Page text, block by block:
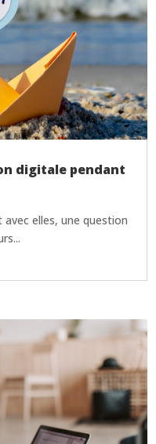
digitale pendant
elles, une question